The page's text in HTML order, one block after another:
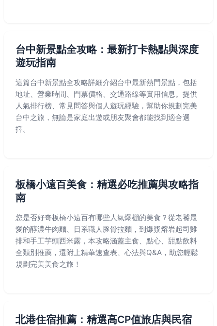
台中新景點全攻略：最新打卡熱點與深度
遊玩指南
這篇台中新景點全攻略詳細介紹台中最新熱門景點，包括
地址、營業時間、門票價格、交通路線等實用信息。提供
人氣排行榜、常見問答與個人遊玩經驗，幫助你規劃完美
台中之旅，無論是家庭出遊或朋友聚會都能找到適合選
擇。
板橋小遠百美食：精選必吃推薦與攻略指
南
您是否好奇板橋小遠百有哪些人氣爆棚的美食？從老饕最
愛的醇濃牛肉麵、日系職人豚骨拉麵，到爆漿熔岩起司雞
排和手工芋頭西米露，本攻略涵蓋主食、點心、甜點飲料
全類別推薦，還附上精華速查表、心法與Q&A，助您輕鬆
規劃完美美食之旅！
北港住宿推薦：精選高CP值旅店與民宿